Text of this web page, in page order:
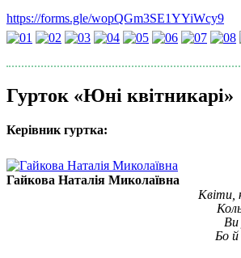
https://forms.gle/wopQGm3SE1YYiWcy9
Гурток «Юні квітникарі»
Керівник гуртка:
Гайкова Наталія Миколаївна
Квіти,
Ви
Бо й